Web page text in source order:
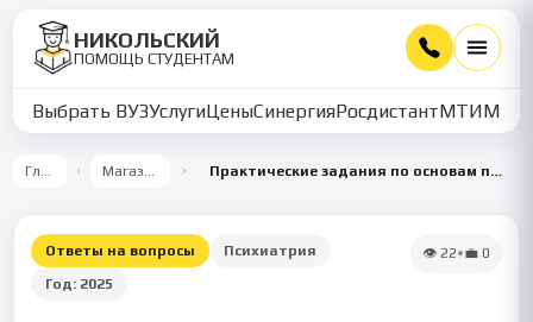
НИКОЛЬСКИЙ
ПОМОЩЬ СТУДЕНТАМ
Выбрать ВУЗУслугиЦеныСинергияРосдистантМТИММУ
Главная Магазин работ Практические задания по основам психиатрии: психопатология и MMPI
Ответы на вопросы
Психиатрия
Год: 2025
👁 22•💼 0